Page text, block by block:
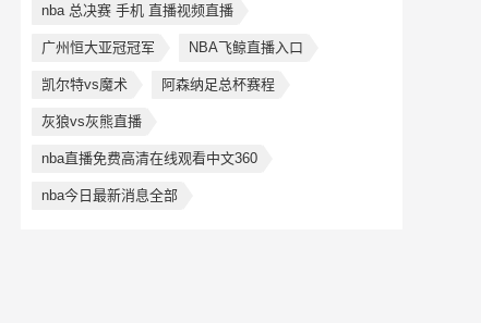
nba 总决赛 手机 直播视频直播
广州恒大亚冠冠军 NBA飞鲸直播入口
凯尔特vs魔术 阿森纳足总杯赛程
灰狼vs灰熊直播
nba直播免费高清在线观看中文360
nba今日最新消息全部